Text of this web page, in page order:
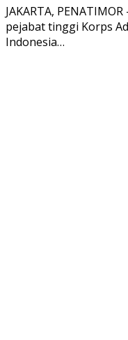
JAKARTA,
pejabat tinggi Korps
Indonesia…